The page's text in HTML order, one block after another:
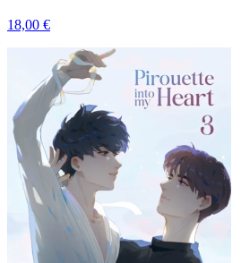
18,00 €